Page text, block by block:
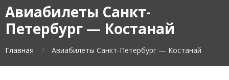
Авиабилеты Санкт-
Петербург — Костанай
Главная Авиабилеты Санкт-Петербург — Костанай